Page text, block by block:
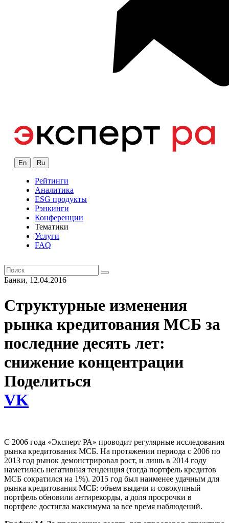
En Ru
Рейтинги
Аналитика
ESG продукты
Рэнкинги
Конференции
Тематики
Услуги
FAQ
Банки, 12.04.2016
Структурные изменения
рынка кредитования МСБ за
последние десять лет:
снижение концентрации
Поделиться
VK
С 2006 года «Эксперт РА» проводит регулярные исследования
рынка кредитования МСБ. На протяжении периода с 2006 по
2013 год рынок демонстрировал рост, и лишь в 2014 году
наметилась негативная тенденция (тогда портфель кредитов
МСБ сократился на 1%). 2015 год был наименее удачным для
рынка кредитования МСБ: объем выдачи и совокупный
портфель обновили антирекорды, а доля просрочки в
портфеле достигла максимума за все время наблюдений.